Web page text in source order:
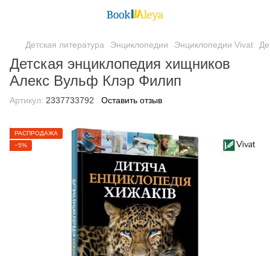
Детская литература Энциклопедии Энциклопедии Vivat
Детская энциклопедия хищников
Алекс Вульф Клэр Филип
Артикул: 2337733792 Оставить отзыв
РАСПРОДАЖА
−5%